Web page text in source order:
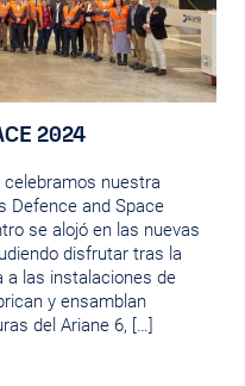
2024
nuestra
Defence and Space
se alojó en las nuevas
disfrutar tras la
a las instalaciones de
y ensamblan
del Ariane 6, […]